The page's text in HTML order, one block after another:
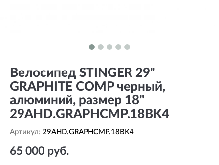
Велосипед STINGER 29"
GRAPHITE COMP черный,
алюминий, размер 18"
29AHD.GRAPHCMP.18BK4
Артикул: 29AHD.GRAPHCMP.18BK4
65 000 руб.